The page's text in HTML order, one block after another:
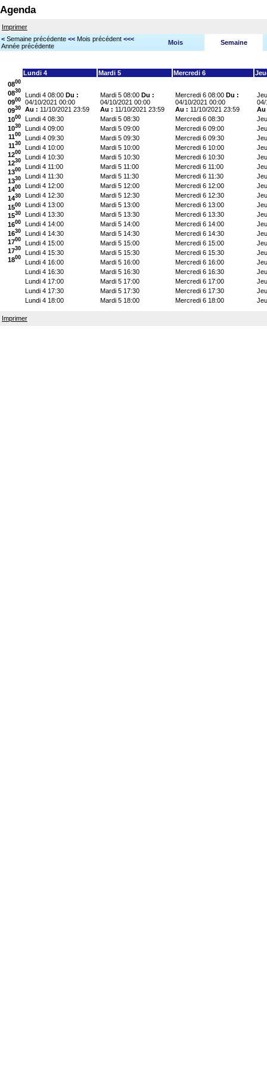
Agenda
Imprimer
< Semaine précédente << Mois précédent <<<
Année précédente
Mois Semaine
Lundi 4 Mardi 5 Mercredi 6
0800
0830
0900
0930
1000
1030
1100
1130
1200
1230
1300
1330
1400
1430
1500
1530
1600
1630
1700
1730
1800
Lundi 4 08:00 Du :
04/10/2021 00:00
Au : 11/10/2021 23:59
Lundi 4 08:30
Lundi 4 09:00
Lundi 4 09:30
Lundi 4 10:00
Lundi 4 10:30
Lundi 4 11:00
Lundi 4 11:30
Lundi 4 12:00
Lundi 4 12:30
Lundi 4 13:00
Lundi 4 13:30
Lundi 4 14:00
Lundi 4 14:30
Lundi 4 15:00
Lundi 4 15:30
Lundi 4 16:00
Lundi 4 16:30
Lundi 4 17:00
Lundi 4 17:30
Lundi 4 18:00
Mardi 5 08:00 Du :
04/10/2021 00:00
Au : 11/10/2021 23:59
Mardi 5 08:30
Mardi 5 09:00
Mardi 5 09:30
Mardi 5 10:00
Mardi 5 10:30
Mardi 5 11:00
Mardi 5 11:30
Mardi 5 12:00
Mardi 5 12:30
Mardi 5 13:00
Mardi 5 13:30
Mardi 5 14:00
Mardi 5 14:30
Mardi 5 15:00
Mardi 5 15:30
Mardi 5 16:00
Mardi 5 16:30
Mardi 5 17:00
Mardi 5 17:30
Mardi 5 18:00
Mercredi 6 08:00 Du :
04/10/2021 00:00
Au : 11/10/2021 23:59
Mercredi 6 08:30
Mercredi 6 09:00
Mercredi 6 09:30
Mercredi 6 10:00
Mercredi 6 10:30
Mercredi 6 11:00
Mercredi 6 11:30
Mercredi 6 12:00
Mercredi 6 12:30
Mercredi 6 13:00
Mercredi 6 13:30
Mercredi 6 14:00
Mercredi 6 14:30
Mercredi 6 15:00
Mercredi 6 15:30
Mercredi 6 16:00
Mercredi 6 16:30
Mercredi 6 17:00
Mercredi 6 17:30
Mercredi 6 18:00
04/
Imprimer